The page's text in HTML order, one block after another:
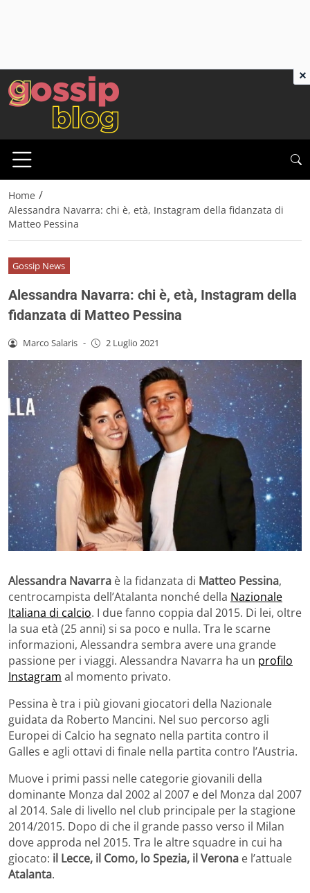
Home /
Alessandra Navarra: chi è, età, Instagram della fidanzata di
Matteo Pessina
Gossip News
Alessandra Navarra: chi è, età, Instagram della
fidanzata di Matteo Pessina
Marco Salaris - 2 Luglio 2021
Alessandra Navarra è la fidanzata di Matteo Pessina,
centrocampista dell’Atalanta nonché della Nazionale
Italiana di calcio. I due fanno coppia dal 2015. Di lei, oltre
la sua età (25 anni) si sa poco e nulla. Tra le scarne
informazioni, Alessandra sembra avere una grande
passione per i viaggi. Alessandra Navarra ha un profilo
Instagram al momento privato.
Pessina è tra i più giovani giocatori della Nazionale
guidata da Roberto Mancini. Nel suo percorso agli
Europei di Calcio ha segnato nella partita contro il
Galles e agli ottavi di finale nella partita contro l’Austria.
Muove i primi passi nelle categorie giovanili della
dominante Monza dal 2002 al 2007 e del Monza dal 2007
al 2014. Sale di livello nel club principale per la stagione
2014/2015. Dopo di che il grande passo verso il Milan
dove approda nel 2015. Tra le altre squadre in cui ha
giocato: il Lecce, il Como, lo Spezia, il Verona e l’attuale
Atalanta.
×